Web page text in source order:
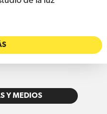
Y MEDIOS